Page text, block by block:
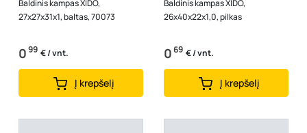
Baldinis kampas XIDO,
27x27x31x1, baltas, 70073
099 € / vnt.
Į krepšelį
Baldinis kampas XIDO,
26x40x22x1,0, pilkas
069 € / vnt.
Į krepšelį